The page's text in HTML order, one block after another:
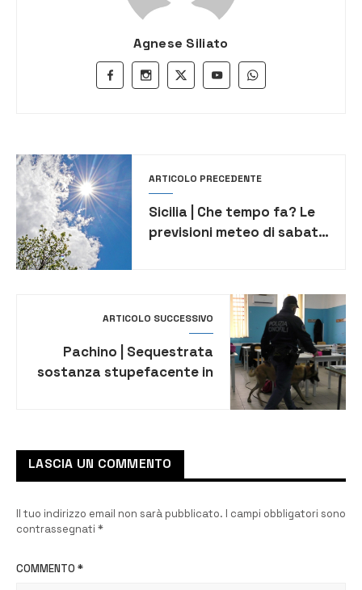
Agnese Siliato
ARTICOLO PRECEDENTE
Sicilia | Che tempo fa? Le
previsioni meteo di sabato
ARTICOLO SUCCESSIVO
Pachino | Sequestrata
sostanza stupefacente in
LASCIA UN COMMENTO
Il tuo indirizzo email non sarà pubblicato. I campi obbligatori sono
contrassegnati *
COMMENTO *